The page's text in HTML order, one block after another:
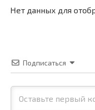
Нет данных для
Подписаться